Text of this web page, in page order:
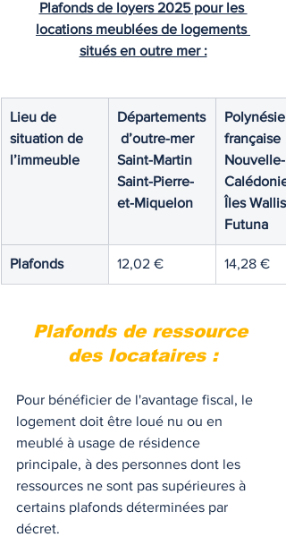
Plafonds de loyers 2025 pour les
locations meublées de logements
situés en outre mer :
Lieu de
situation de
l’immeuble
Départements
d’outre-mer
Saint-Martin
Saint-Pierre-
et-Miquelon
Polynésie
française
Nouvelle-
Calédonie
Îles Wallis
Futuna
Plafonds 12,02 € 14,28 €
Plafonds de ressource
des locataires :
Pour bénéficier de l'avantage fiscal, le
logement doit être loué nu ou en
meublé à usage de résidence
principale, à des personnes dont les
ressources ne sont pas supérieures à
certains plafonds déterminées par
décret.